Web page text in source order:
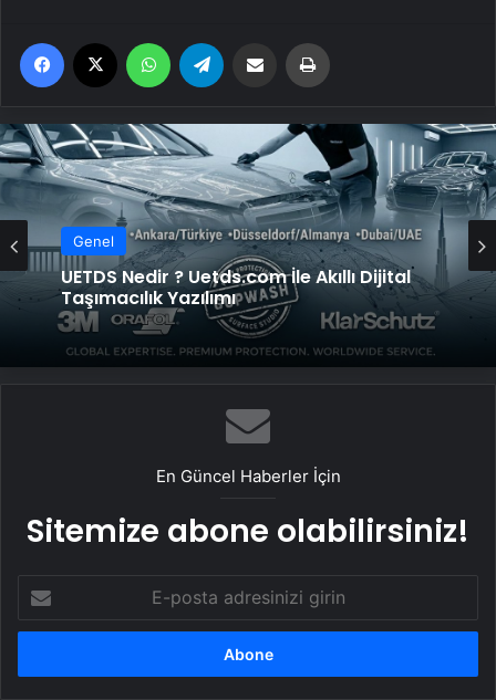
Facebook WhatsApp Email'den paylaş
Genel
UETDS Nedir ? Uetds.com İle Akıllı Dijital
Taşımacılık Yazılımı
En Güncel Haberler İçin
Sitemize abone olabilirsiniz!
posta
adresinizi